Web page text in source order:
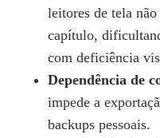
leitores de tela não
capítulo,
com deficiência
Dependência de
impede a
backups pessoais.